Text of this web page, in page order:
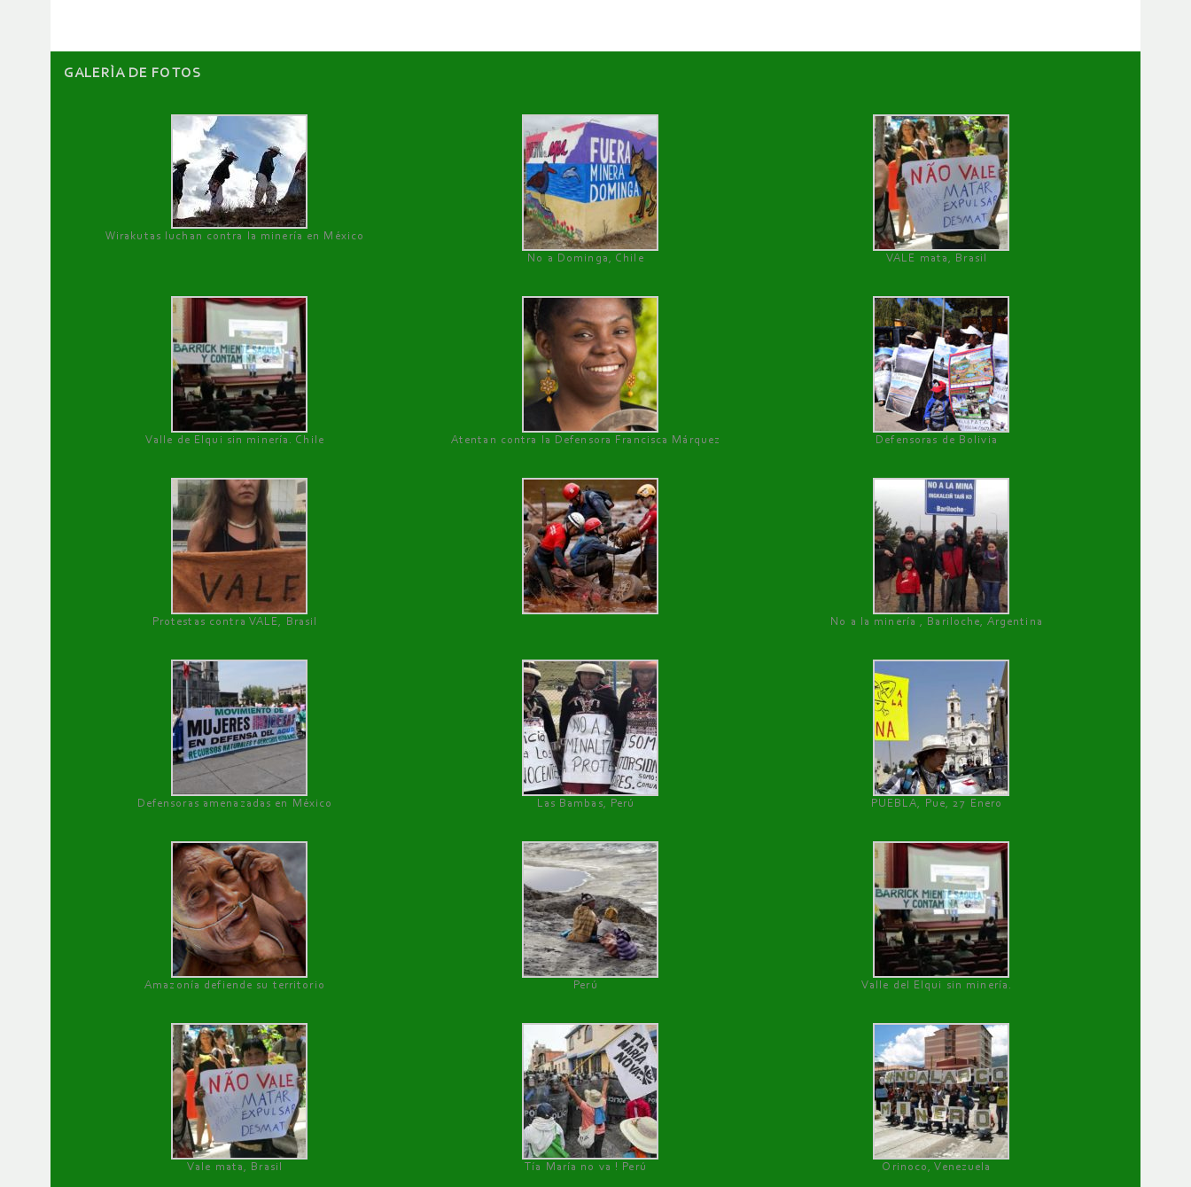
GALERÌA DE FOTOS
Wirakutas luchan contra la minería en México
No a Dominga, Chile
VALE mata, Brasil
Valle de Elqui sin minería. Chile Atentan contra la Defensora Francisca Márquez Defensoras de Bolivia
Protestas contra VALE, Brasil No a la minería , Bariloche, Argentina
Defensoras amenazadas en México Las Bambas, Perú PUEBLA, Pue, 27 Enero
Amazonía defiende su territorio Perú Valle del Elqui sin minería.
Vale mata, Brasil Tía María no va ! Perú Orinoco, Venezuela